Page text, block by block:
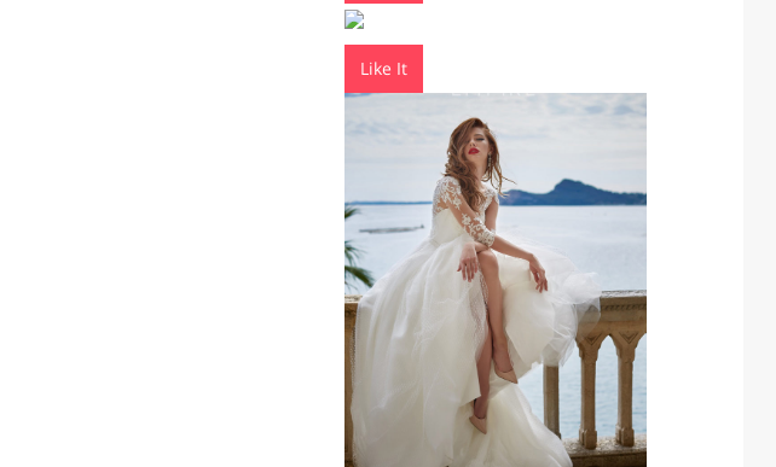
Like It